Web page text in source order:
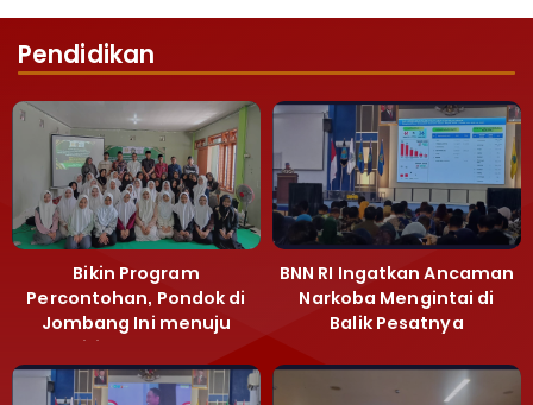
Pendidikan
Bikin Program
Percontohan, Pondok di
Jombang Ini menuju
Mandiri Kelola Sampah
dan Ketahanan Pangan
BNN RI Ingatkan Ancaman
Narkoba Mengintai di
Balik Pesatnya
Majalengka